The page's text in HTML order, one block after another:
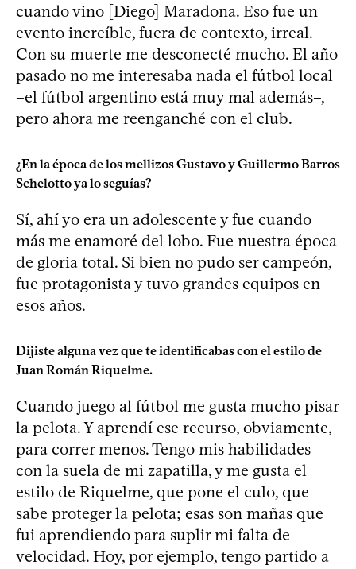
cuando vino [Diego] Maradona. Eso fue un
evento increíble, fuera de contexto, irreal.
Con su muerte me desconecté mucho. El año
pasado no me interesaba nada el fútbol local
–el fútbol argentino está muy mal además–,
pero ahora me reenganché con el club.
¿En la época de los mellizos Gustavo y Guillermo Barros
Schelotto ya lo seguías?
Sí, ahí yo era un adolescente y fue cuando
más me enamoré del lobo. Fue nuestra época
de gloria total. Si bien no pudo ser campeón,
fue protagonista y tuvo grandes equipos en
esos años.
Dijiste alguna vez que te identificabas con el estilo de
Juan Román Riquelme.
Cuando juego al fútbol me gusta mucho pisar
la pelota. Y aprendí ese recurso, obviamente,
para correr menos. Tengo mis habilidades
con la suela de mi zapatilla, y me gusta el
estilo de Riquelme, que pone el culo, que
sabe proteger la pelota; esas son mañas que
fui aprendiendo para suplir mi falta de
velocidad. Hoy, por ejemplo, tengo partido a